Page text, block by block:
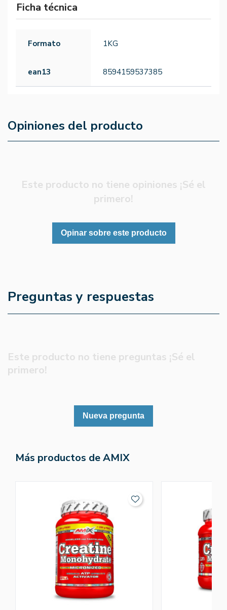
Ficha técnica
Formato 1KG
ean13 8594159537385
Opiniones del producto
Este producto no tiene opiniones ¡Sé el
primero!
Opinar sobre este producto
Preguntas y respuestas
Este producto no tiene preguntas ¡Sé el
primero!
Nueva pregunta
Más productos de AMIX